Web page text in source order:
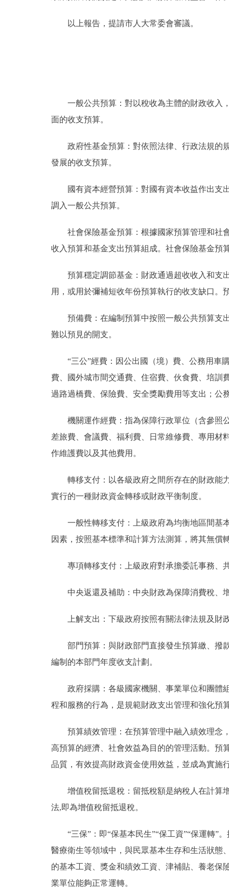
以上報告，提請市人大常委會審議。
一般公共預算：對以稅收為主體的財政收入，
面的收支預算。
政府性基金預算：對依照法律、行政法規的規
發展的收支預算。
國有資本經營預算：對國有資本收益作出支出
調入一般公共預算。
社會保險基金預算：根據國家預算管理和社會
收入預算和基金支出預算組成。社會保險基金預
預算穩定調節基金：財政通過超收收入和支出
用，或用於彌補短收年份預算執行的收支缺口。
預備費：在編制預算中按照一般公共預算支出
難以預見的開支。
“三公”經費：因公出國（境）費、公務用車購
費、國外城市間交通費、住宿費、伙食費、培訓
過路過橋費、保險費、安全獎勵費用等支出；公
機關運作經費：指為保障行政單位（含參照公
差旅費、會議費、福利費、日常維修費、專用材
作維護費以及其他費用。
轉移支付：以各級政府之間所存在的財政能力
實行的一種財政資金轉移或財政平衡制度。
一般性轉移支付：上級政府為均衡地區間基本
因素，按照基本標準和計算方法測算，將其無償
專項轉移支付：上級政府對承擔委託事務、
中央返還及補助：中央財政為保障消費稅、增
上解支出：下級政府按照有關法律法規及財政
部門預算：與財政部門直接發生預算繳、撥款
編制的本部門年度收支計劃。
政府採購：各級國家機關、事業單位和團體組
程和服務的行為，是規範財政支出管理和強化預
預算績效管理：在預算管理中融入績效理念，
高預算的經濟、社會效益為目的的管理活動。預
品質，有效提高財政資金使用效益，並成為實施
增值稅留抵退稅：留抵稅額是納稅人在計算增
法,即為增值稅留抵退稅。
“三保”：即“保基本民生”“保工資”“保運轉”。
醫療衛生等領域中，與民眾基本生存和生活狀態
的基本工資、獎金和績效工資、津補貼、養老保
業單位能夠正常運轉。